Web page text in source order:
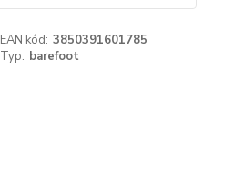
EAN kód: 3850391601785
Typ: barefoot